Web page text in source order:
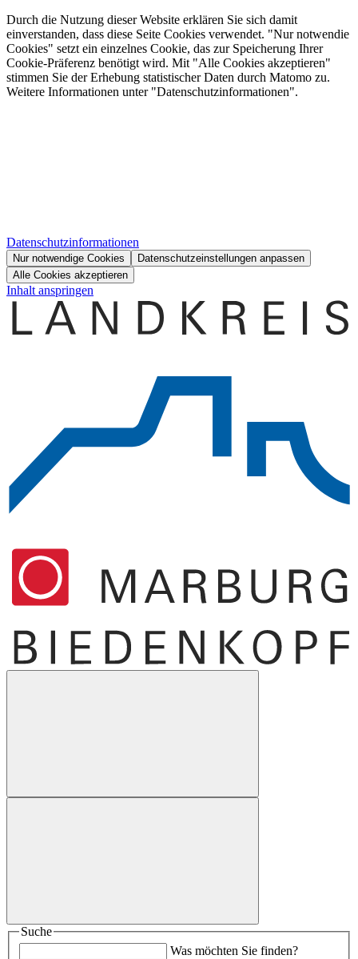
Durch die Nutzung dieser Website erklären Sie sich damit
einverstanden, dass diese Seite Cookies verwendet. "Nur notwendie
Cookies" setzt ein einzelnes Cookie, das zur Speicherung Ihrer
Cookie-Präferenz benötigt wird. Mit "Alle Cookies akzeptieren"
stimmen Sie der Erhebung statistischer Daten durch Matomo zu.
Weitere Informationen unter "Datenschutzinformationen".
Datenschutzinformationen
Nur notwendige Cookies
Datenschutzeinstellungen anpassen
Alle Cookies akzeptieren
Inhalt anspringen
Suche
Was möchten Sie finden?